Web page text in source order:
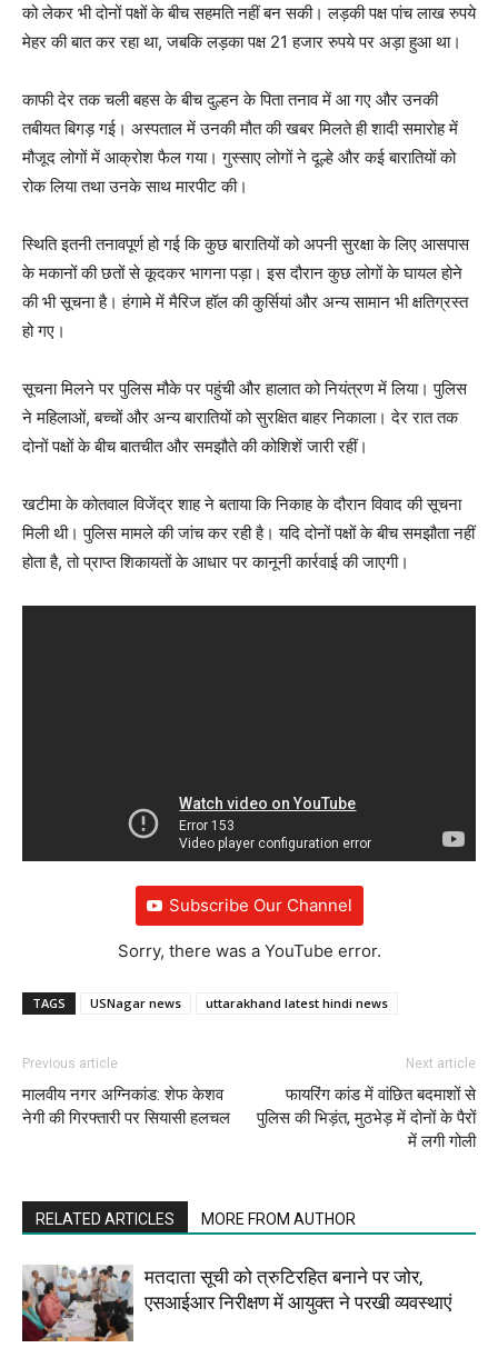
को लेकर भी दोनों पक्षों के बीच सहमति नहीं बन सकी। लड़की पक्ष पांच लाख रुपये
मेहर की बात कर रहा था, जबकि लड़का पक्ष 21 हजार रुपये पर अड़ा हुआ था।
काफी देर तक चली बहस के बीच दुल्हन के पिता तनाव में आ गए और उनकी
तबीयत बिगड़ गई। अस्पताल में उनकी मौत की खबर मिलते ही शादी समारोह में
मौजूद लोगों में आक्रोश फैल गया। गुस्साए लोगों ने दूल्हे और कई बारातियों को
रोक लिया तथा उनके साथ मारपीट की।
स्थिति इतनी तनावपूर्ण हो गई कि कुछ बारातियों को अपनी सुरक्षा के लिए आसपास
के मकानों की छतों से कूदकर भागना पड़ा। इस दौरान कुछ लोगों के घायल होने
की भी सूचना है। हंगामे में मैरिज हॉल की कुर्सियां और अन्य सामान भी क्षतिग्रस्त
हो गए।
सूचना मिलने पर पुलिस मौके पर पहुंची और हालात को नियंत्रण में लिया। पुलिस
ने महिलाओं, बच्चों और अन्य बारातियों को सुरक्षित बाहर निकाला। देर रात तक
दोनों पक्षों के बीच बातचीत और समझौते की कोशिशें जारी रहीं।
खटीमा के कोतवाल विजेंद्र शाह ने बताया कि निकाह के दौरान विवाद की सूचना
मिली थी। पुलिस मामले की जांच कर रही है। यदि दोनों पक्षों के बीच समझौता नहीं
होता है, तो प्राप्त शिकायतों के आधार पर कानूनी कार्रवाई की जाएगी।
Subscribe Our Channel
Sorry, there was a YouTube error.
TAGS USNagar news uttarakhand latest hindi news
Previous article
मालवीय नगर अग्निकांड: शेफ केशव
नेगी की गिरफ्तारी पर सियासी हलचल
Next article
फायरिंग कांड में वांछित बदमाशों से
पुलिस की भिड़ंत, मुठभेड़ में दोनों के पैरों
में लगी गोली
RELATED ARTICLES MORE FROM AUTHOR
मतदाता सूची को त्रुटिरहित बनाने पर जोर,
एसआईआर निरीक्षण में आयुक्त ने परखी व्यवस्थाएं